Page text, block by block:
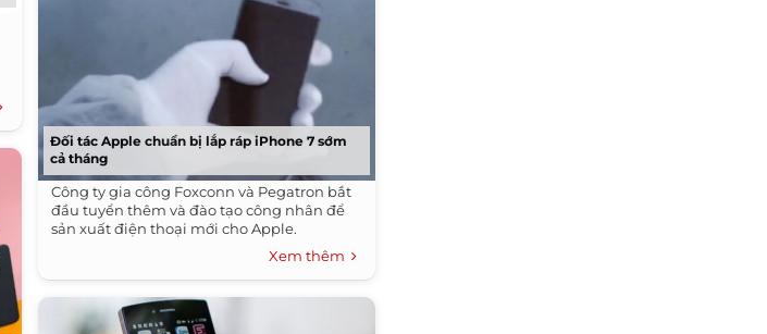
Đối tác Apple chuẩn bị lắp ráp iPhone 7 sớm
cả tháng
Công ty gia công Foxconn và Pegatron bắt
đầu tuyển thêm và đào tạo công nhân để
sản xuất điện thoại mới cho Apple.
Xem thêm